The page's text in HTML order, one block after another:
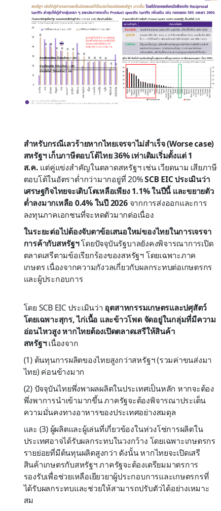
สำหรับกรณีเลวร้ายหากไทยเจรจาไม่สำเร็จ (Worse case)
สหรัฐฯ เก็บภาษีตอบโต้ไทย 36% เท่าเดิมเริ่มตั้งแต่ 1
ส.ค. แต่คู่แข่งสำคัญในตลาดสหรัฐฯ เช่น เวียดนาม เสียภาษี
ตอบโต้ในอัตราต่ำกว่ามากอยู่ที่ 20%SCB EIC ประเมินว่า
เศรษฐกิจไทยจะเติบโตเหลือเพียง 1.1% ในปีนี้ และขยายตัว
ต่ำลงมากเหลือ 0.4% ในปี 2026จากการส่งออกและการ
ลงทุนภาคเอกชนที่จะหดตัวมากต่อเนื่อง
ในระยะต่อไปต้องจับตาข้อเสนอใหม่ของไทยในการเจรจา
การค้ากับสหรัฐฯโดยปัจจุบันรัฐบาลยังคงพิจารณาการเปิด
ตลาดเสรีตามข้อเรียกร้องของสหรัฐฯ โดยเฉพาะภาค
เกษตร เนื่องจากความกังวลเกี่ยวกับผลกระทบต่อเกษตรกร
และผู้ประกอบการ
โดย SCB EIC ประเมินว่า อุตสาหกรรมเกษตรและปศุสัตว์
โดยเฉพาะสุกร, ไก่เนื้อ และข้าวโพด จัดอยู่ในกลุ่มที่มีความ
อ่อนไหวสูง หากไทยต้องเปิดตลาดเสรีให้สินค้า
สหรัฐฯเนื่องจาก
(1) ต้นทุนการผลิตของไทยสูงกว่าสหรัฐฯ (รวมค่าขนส่งมา
ไทย) ค่อนข้างมาก
(2) ปัจจุบันไทยพึ่งพาผลผลิตในประเทศเป็นหลัก หากจะต้อง
พึ่งพาการนำเข้ามากขึ้น ภาครัฐจะต้องพิจารณาประเด็น
ความมั่นคงทางอาหารของประเทศอย่างสมดุล
และ (3) ผู้ผลิตและผู้เล่นที่เกี่ยวข้องในห่วงโซ่การผลิตใน
ประเทศอาจได้รับผลกระทบในวงกว้าง โดยเฉพาะเกษตรกร
รายย่อยที่มีต้นทุนผลิตสูงกว่า ดังนั้น หากไทยจะเปิดเสรี
สินค้าเกษตรกับสหรัฐฯ ภาครัฐจะต้องเตรียมมาตรการ
รองรับเพื่อช่วยเหลือเยียวยาผู้ประกอบการและเกษตรกรที่
ได้รับผลกระทบและช่วยให้สามารถปรับตัวได้อย่างเหมาะ
สม